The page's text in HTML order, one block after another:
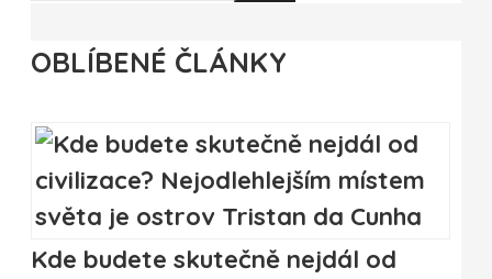
OBLÍBENÉ ČLÁNKY
Kde budete skutečně nejdál od